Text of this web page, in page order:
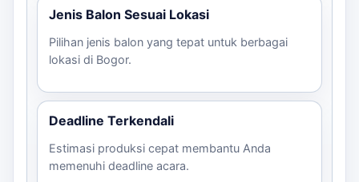
Untuk pertanyaan lebih lanjut, jangan ragu untuk
Jenis Balon Sesuai Lokasi
Pilihan jenis balon yang tepat untuk berbagai
lokasi di Bogor.
Deadline Terkendali
Estimasi produksi cepat membantu Anda
memenuhi deadline acara.